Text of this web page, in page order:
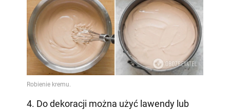
4. Do dekoracji można użyć lawendy lub